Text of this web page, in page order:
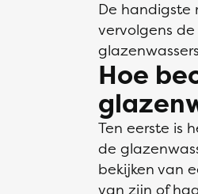
De handigste
vervolgens
Hoe
Ten eerste is
de
bekijken van
van zijn of